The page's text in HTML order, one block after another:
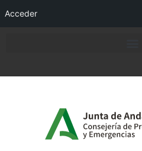
Acceder